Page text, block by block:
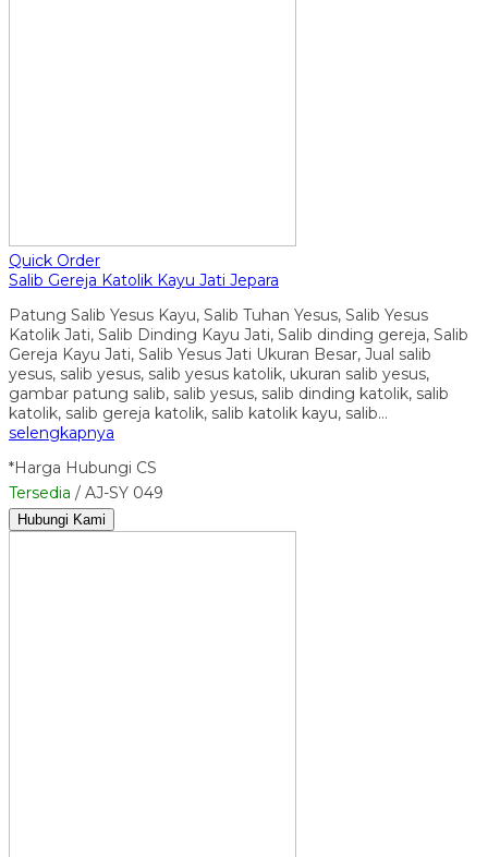
Quick Order
Salib Gereja Katolik Kayu Jati Jepara
Patung Salib Yesus Kayu, Salib Tuhan Yesus, Salib Yesus
Katolik Jati, Salib Dinding Kayu Jati, Salib dinding gereja, Salib
Gereja Kayu Jati, Salib Yesus Jati Ukuran Besar, Jual salib
yesus, salib yesus, salib yesus katolik, ukuran salib yesus,
gambar patung salib, salib yesus, salib dinding katolik, salib
katolik, salib gereja katolik, salib katolik kayu, salib…
selengkapnya
*Harga Hubungi CS
Tersedia / AJ-SY 049
Hubungi Kami